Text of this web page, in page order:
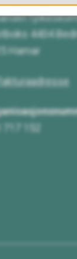
4404
Hamar
717 152